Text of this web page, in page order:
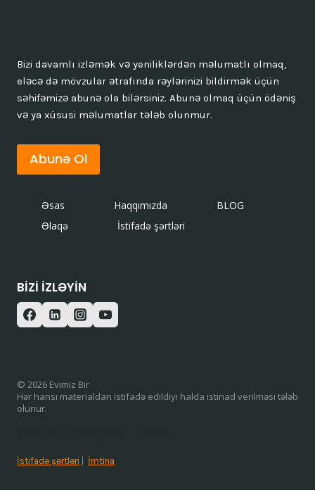
Bizi davamlı izləmək və yeniliklərdən məlumatlı olmaq,
eləcə də mövzular ətrafında rəylərinizi bildirmək üçün
səhifəmizə abunə ola bilərsiniz. Abunə olmaq üçün ödəniş
və ya xüsusi məlumatlar tələb olunmur.
Abunə Ol
Əsas Haqqımızda
BLOG
Əlaqə
İstifadə şərtləri
BIZI IZLƏYIN
© 2026 Evimiz Bir
Hər hansı materialdan istifadə edildiyi halda istinad verilməsi tələb
olunur.
İstifadə şərtləri İmtina